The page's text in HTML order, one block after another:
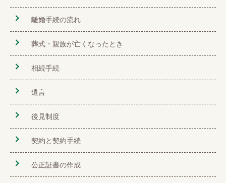
離婚手続の流れ
葬式・親族が亡くなったとき
相続手続
遺言
後見制度
契約と契約手続
公正証書の作成